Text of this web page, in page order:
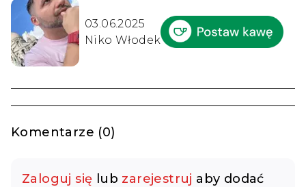
03.06.2025
Niko Włodek
Komentarze (0)
Zaloguj się lub zarejestruj aby dodać